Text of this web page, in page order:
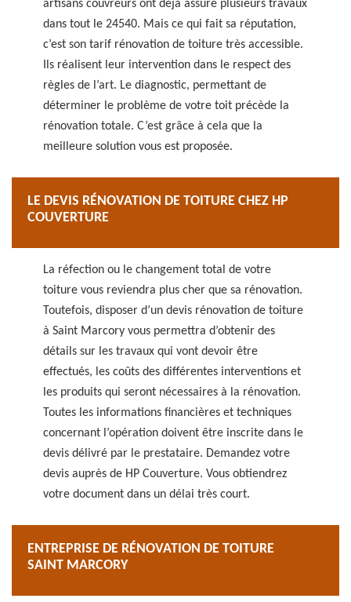
artisans couvreurs ont déjà assuré plusieurs travaux
dans tout le 24540. Mais ce qui fait sa réputation,
c’est son tarif rénovation de toiture très accessible.
Ils réalisent leur intervention dans le respect des
règles de l’art. Le diagnostic, permettant de
déterminer le problème de votre toit précède la
rénovation totale. C’est grâce à cela que la
meilleure solution vous est proposée.
LE DEVIS RÉNOVATION DE TOITURE CHEZ HP
COUVERTURE
La réfection ou le changement total de votre
toiture vous reviendra plus cher que sa rénovation.
Toutefois, disposer d’un devis rénovation de toiture
à Saint Marcory vous permettra d’obtenir des
détails sur les travaux qui vont devoir être
effectués, les coûts des différentes interventions et
les produits qui seront nécessaires à la rénovation.
Toutes les informations financières et techniques
concernant l’opération doivent être inscrite dans le
devis délivré par le prestataire. Demandez votre
devis auprès de HP Couverture. Vous obtiendrez
votre document dans un délai très court.
ENTREPRISE DE RÉNOVATION DE TOITURE
SAINT MARCORY